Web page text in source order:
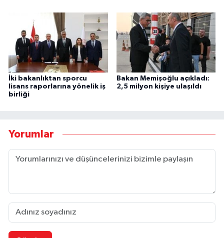
İki bakanlıktan sporcu
lisans raporlarına yönelik iş
birliği
Bakan Memişoğlu açıkladı:
2,5 milyon kişiye ulaşıldı
Yorumlar